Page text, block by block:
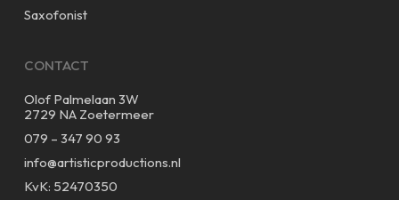
Saxofonist
CONTACT
Olof Palmelaan 3W
2729 NA Zoetermeer
079 – 347 90 93
info@artisticproductions.nl
KvK: 52470350